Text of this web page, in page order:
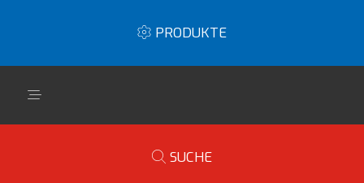
PRODUKTE
SUCHE